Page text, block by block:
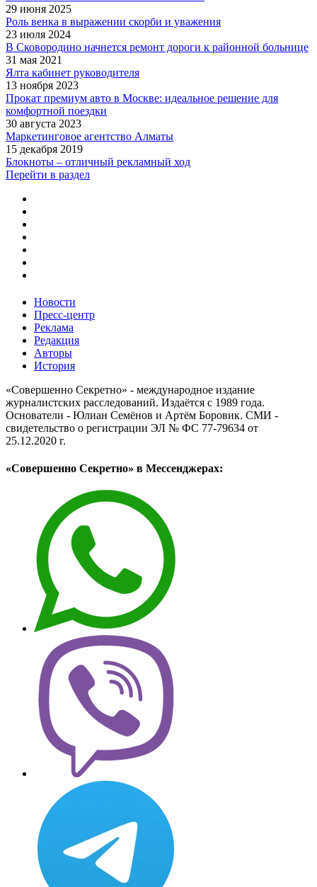
29 июня 2025
Роль венка в выражении скорби и уважения
23 июля 2024
В Сковородино начнется ремонт дороги к районной больнице
31 мая 2021
Ялта кабинет руководителя
13 ноября 2023
Прокат премиум авто в Москве: идеальное решение для
комфортной поездки
30 августа 2023
Маркетинговое агентство Алматы
15 декабря 2019
Блокноты – отличный рекламный ход
Перейти в раздел
Новости
Пресс-центр
Реклама
Редакция
Авторы
История
«Совершенно Секретно» - международное издание
журналистских расследований. Издаётся с 1989 года.
Основатели - Юлиан Семёнов и Артём Боровик. CМИ -
свидетельство о регистрации ЭЛ № ФС 77-79634 от
25.12.2020 г.
«Совершенно Секретно» в Мессенджерах: